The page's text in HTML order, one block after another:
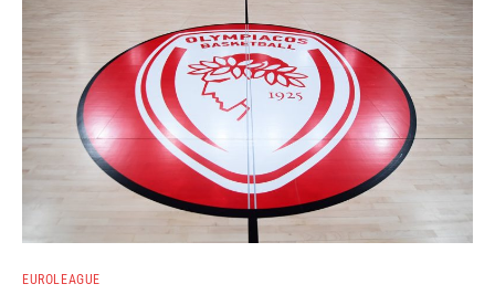
EUROLEAGUE